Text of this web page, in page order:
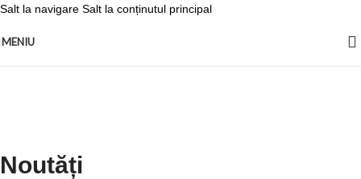
Salt la navigare Salt la conținutul principal
MENIU
Noutăți